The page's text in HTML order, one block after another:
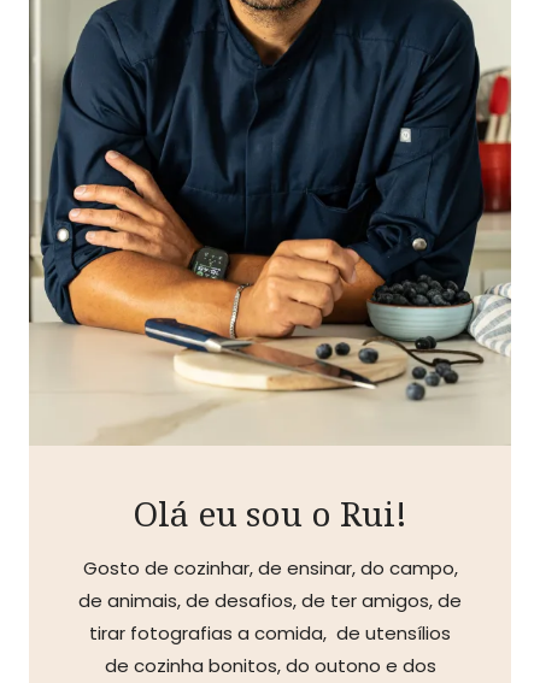
Olá eu sou o Rui!
Gosto de cozinhar, de ensinar, do campo,
de animais, de desafios, de ter amigos, de
tirar fotografias a comida, de utensílios
de cozinha bonitos, do outono e dos